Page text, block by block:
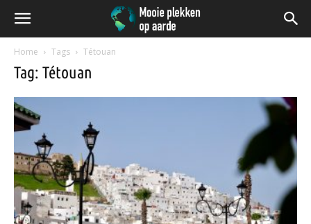
Home Tags Tétouan
Tag: Tétouan